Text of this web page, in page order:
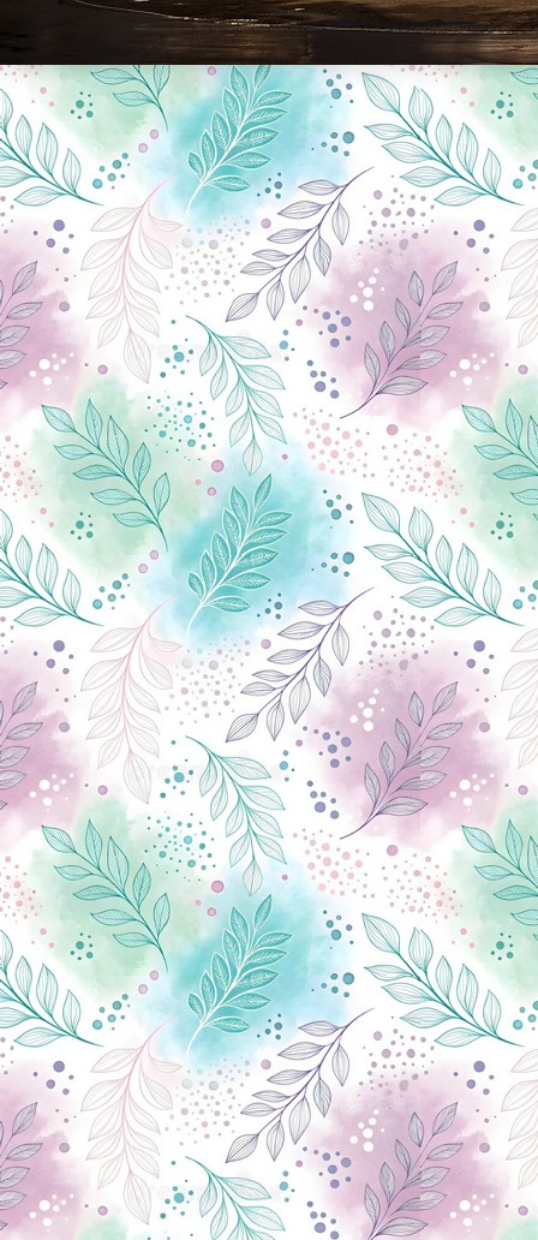
Новини Чернігова, Чернігівські новини, Чернігівський формат, новини Чернігова, події в Чернігові: політика, економіка, аналітика, культура, відеоновини, екологія, спортивний Чернігів, туризм, Чернігів